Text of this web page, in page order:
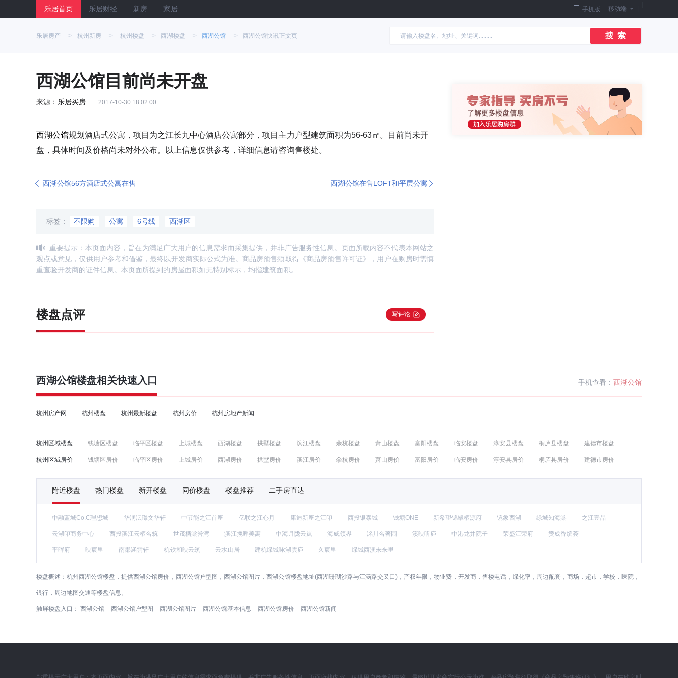
乐居首页 乐居财经 新房 家居 手机版 移动端
乐居房产 > 杭州新房 > 杭州楼盘 > 西湖楼盘 > 西湖公馆 > 西湖公馆快讯正文页 搜 索
西湖公馆目前尚未开盘
来源：乐居买房 2017-10-30 18:02:00
西湖公馆规划酒店式公寓，项目为之江长九中心酒店公寓部分，项目主力户型建筑面积为56-63㎡。目前尚未开
盘，具体时间及价格尚未对外公布。以上信息仅供参考，详细信息请咨询售楼处。
西湖公馆56方酒店式公寓在售 西湖公馆在售LOFT和平层公寓
标签： 不限购 公寓 6号线 西湖区
重要提示：本页面内容，旨在为满足广大用户的信息需求而采集提供，并非广告服务性信息。页面所载内容不代表本网站之
观点或意见，仅供用户参考和借鉴，最终以开发商实际公式为准。商品房预售须取得《商品房预售许可证》，用户在购房时需慎
重查验开发商的证件信息。本页面所提到的房屋面积如无特别标示，均指建筑面积。
楼盘点评 写评论
西湖公馆楼盘相关快速入口 手机查看： 西湖公馆
杭州房产网 杭州楼盘 杭州最新楼盘 杭州房价 杭州房地产新闻
杭州区域楼盘 钱塘区楼盘 临平区楼盘 上城楼盘 西湖楼盘 拱墅楼盘 滨江楼盘 余杭楼盘 萧山楼盘 富阳楼盘 临安楼盘 淳安县楼盘 桐庐县楼盘 建德市楼盘
杭州区域房价 钱塘区房价 临平区房价 上城房价 西湖房价 拱墅房价 滨江房价 余杭房价 萧山房价 富阳房价 临安房价 淳安县房价 桐庐县房价 建德市房价
附近楼盘 热门楼盘 新开楼盘 同价楼盘 楼盘推荐 二手房直达
中融蓝城Co.C理想城 华润沄璟文华轩 中节能之江首座 亿联之江心月 康迪新座之江印 西投银泰城 钱塘ONE 新希望锦翠栖源府 镜象西湖 绿城知海棠 之江壹品
云湖印商务中心 西投滨江云栖名筑 世茂栖棠誉湾 滨江揽晖美寓 中海月陇云岚 海威领界 洺川名著园 溪映听庐 中港龙井院子 荣盛江荣府 赞成香缤荟
平晖府 映宸里 南郡涵雲轩 杭铁和映云筑 云水山居 建杭绿城咏湖雲庐 久宸里 绿城西溪未来里
楼盘概述： 杭州西湖公馆楼盘，提供西湖公馆房价，西湖公馆户型图，西湖公馆图片，西湖公馆楼盘地址(西湖珊瑚沙路与江涵路交叉口)，产权年限，物业费，开发商，售楼电话，绿化率，周边配套，商场，超市，学校，医院，
银行，周边地图交通等楼盘信息。
触屏楼盘入口： 西湖公馆 西湖公馆户型图 西湖公馆图片 西湖公馆基本信息 西湖公馆房价 西湖公馆新闻